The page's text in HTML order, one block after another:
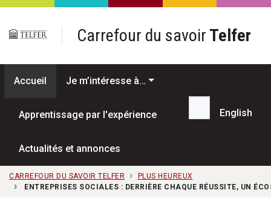
Passer au contenu principal
Carrefour du savoir Telfer
Accueil Je m’intéresse à…
Apprentissage par l'expérience
Actualités et annonces
Recherche...
English
CARREFOUR DU SAVOIR TELFER
PLUS HEUREUX
ENTREPRISES SOCIALES : DERRIÈRE CHAQUE RÉUSSITE, UN